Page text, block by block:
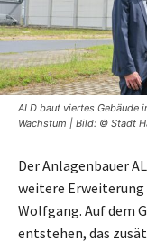
ALD baut viertes Gebäude
Wachstum | Bild: © Stadt
Der Anlagenbauer
weitere Erweiterung
Wolfgang. Auf dem
entstehen, das